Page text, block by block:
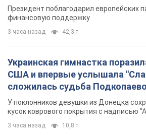
кусок коврового покрытия с надписью
учителей: в результате удара
области погибли директор
муж и внук
8 часов назад 18,8 т.